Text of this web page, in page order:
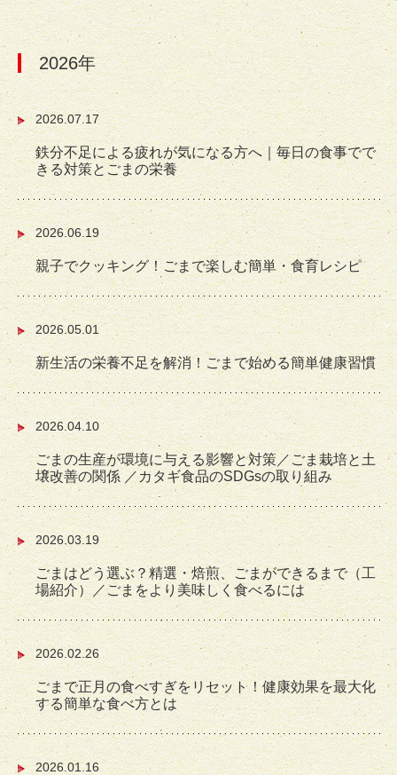
2026年
2026.07.17
鉄分不足による疲れが気になる方へ｜毎日の食事でで
きる対策とごまの栄養
2026.06.19
親子でクッキング！ごまで楽しむ簡単・食育レシピ
2026.05.01
新生活の栄養不足を解消！ごまで始める簡単健康習慣
2026.04.10
ごまの生産が環境に与える影響と対策／ごま栽培と土
壌改善の関係 ／カタギ食品のSDGsの取り組み
2026.03.19
ごまはどう選ぶ？精選・焙煎、ごまができるまで（工
場紹介）／ごまをより美味しく食べるには
2026.02.26
ごまで正月の食べすぎをリセット！健康効果を最大化
する簡単な食べ方とは
2026.01.16